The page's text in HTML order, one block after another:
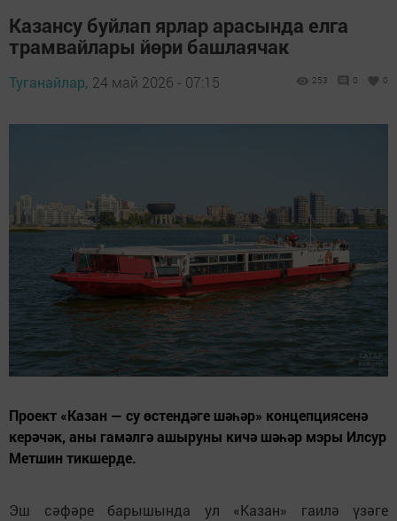
Казансу буйлап ярлар арасында елга
трамвайлары йөри башлаячак
Туганайлар, 24 май 2026 - 07:15 253 0 0
Проект «Казан — су өстендәге шәһәр» концепциясенә
керәчәк, аны гамәлгә ашыруны кичә шәһәр мэры Илсур
Метшин тикшерде.
Эш сәфәре барышында ул «Казан» гаилә үзәге